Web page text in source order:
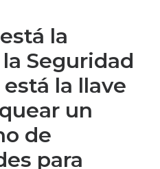
la
Seguridad
la llave
un
de
para